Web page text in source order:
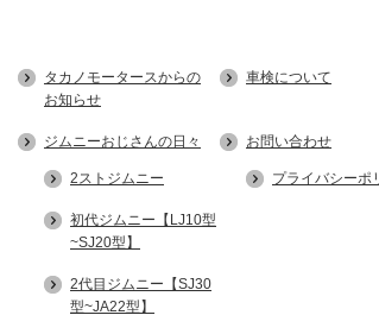
タカノモータースからの
お知らせ
車検について
ジムニーおじさんの日々
2ストジムニー
初代ジムニー【LJ10型
~SJ20型】
2代目ジムニー【SJ30
型~JA22型】
お問い合わせ
プライバシーポ